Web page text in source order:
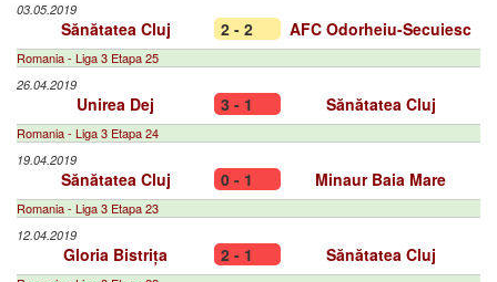
03.05.2019
Sănătatea Cluj 2 - 2 AFC Odorheiu-Secuiesc
Romania - Liga 3 Etapa 25
26.04.2019
Unirea Dej 3 - 1 Sănătatea Cluj
Romania - Liga 3 Etapa 24
19.04.2019
Sănătatea Cluj 0 - 1 Minaur Baia Mare
Romania - Liga 3 Etapa 23
12.04.2019
Gloria Bistrița 2 - 1 Sănătatea Cluj